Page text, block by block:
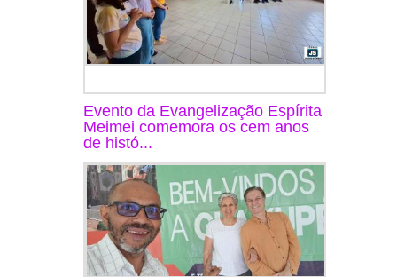
Evento da Evangelização Espírita
Meimei comemora os cem anos
de histó...